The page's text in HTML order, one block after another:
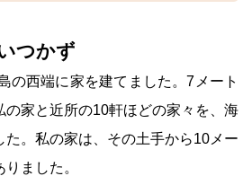
つかず
の西端に家を建てました。7メート
の家と近所の10軒ほどの家々を、海
た。私の家は、その土手から10メー
ました。